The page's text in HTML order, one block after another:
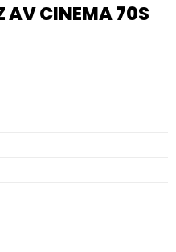
AV CINEMA 70S